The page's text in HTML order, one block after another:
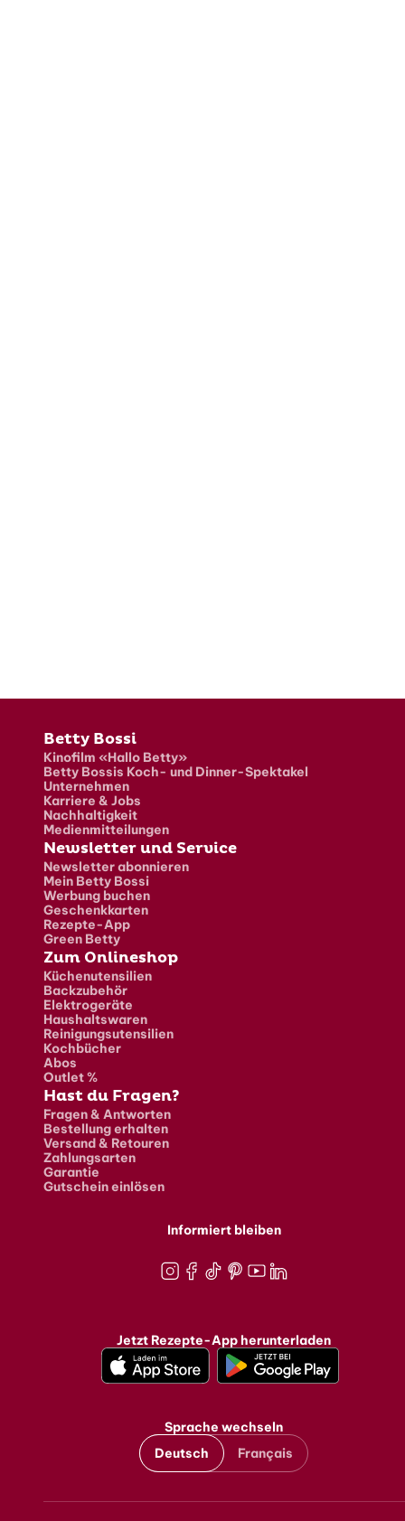
Fusszeile
Betty Bossi
Kinofilm «Hallo Betty»
Betty Bossis Koch- und Dinner-Spektakel
Unternehmen
Karriere & Jobs
Nachhaltigkeit
Medienmitteilungen
Newsletter und Service
Newsletter abonnieren
Mein Betty Bossi
Werbung buchen
Geschenkkarten
Rezepte-App
Green Betty
Zum Onlineshop
Küchenutensilien
Backzubehör
Elektrogeräte
Haushaltswaren
Reinigungsutensilien
Kochbücher
Abos
Outlet %
Hast du Fragen?
Fragen & Antworten
Bestellung erhalten
Versand & Retouren
Zahlungsarten
Garantie
Gutschein einlösen
Informiert bleiben
Jetzt Rezepte-App herunterladen
Sprache wechseln
Deutsch
Français